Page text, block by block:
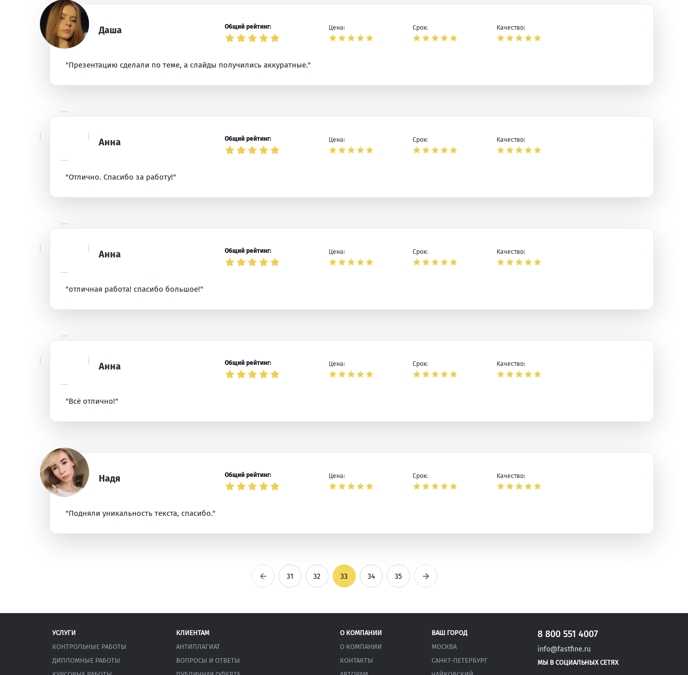
Даша Общий рейтинг: Цена: Срок: Качество:
"Презентацию сделали по теме, а слайды получились аккуратные."
Анна Общий рейтинг: Цена: Срок: Качество:
"Отлично. Спасибо за работу!"
Анна Общий рейтинг: Цена: Срок: Качество:
"отличная работа! спасибо большое!"
Анна Общий рейтинг: Цена: Срок: Качество:
"Всё отлично!"
Надя Общий рейтинг: Цена: Срок: Качество:
"Подняли уникальность текста, спасибо."
Предыдущая
31 32 33 34 35 Следующая
УСЛУГИ
КОНТРОЛЬНЫЕ РАБОТЫ
ДИПЛОМНЫЕ РАБОТЫ
КЛИЕНТАМ
АНТИПЛАГИАТ
ВОПРОСЫ И ОТВЕТЫ
О КОМПАНИИ
О КОМПАНИИ
КОНТАКТЫ
ВАШ ГОРОД
МОСКВА
САНКТ-ПЕТЕРБУРГ
8 800 551 4007
info@fastfine.ru
МЫ В СОЦИАЛЬНЫХ СЕТЯХ